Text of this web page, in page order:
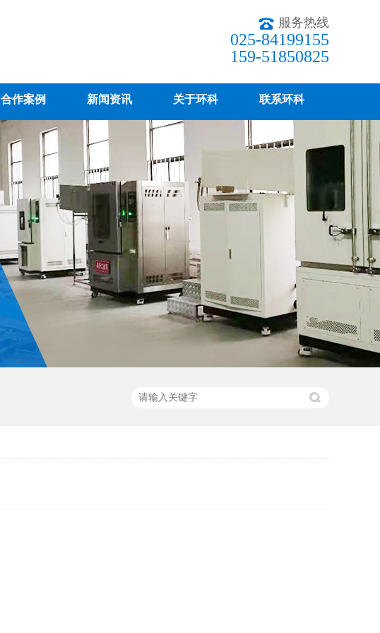
服务热线
025-84199155
159-51850825
合作案例 新闻资讯 关于环科 联系环科